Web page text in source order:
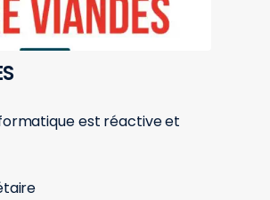
est réactive et